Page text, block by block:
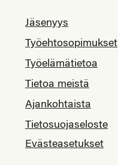
Jäsenyys
Työehtosopimukset
Työelämätietoa
Tietoa meistä
Ajankohtaista
Tietosuojaseloste
Evästeasetukset